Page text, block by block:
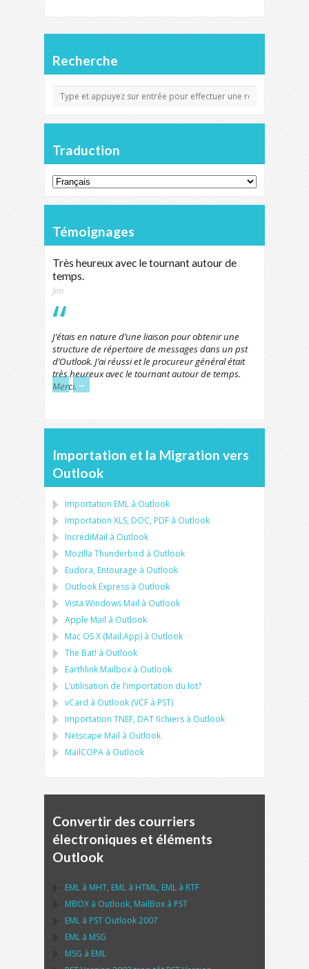
Recherche
Traduction
Témoignages
Très heureux avec le tournant autour de
temps.
Jim
J’étais en nature d’une liaison pour obtenir une
structure de répertoire de messages dans un pst
d’Outlook. J’ai réussi et le procureur général était
très heureux avec le tournant autour de temps.
Merci.
← →
Importation et la Migration vers
Outlook
Importation EML à Outlook
Importation XLS, DOC, PDF à Outlook
IncrediMail à Outlook
Mozilla Thunderbird à Outlook
Eudora, Entourage à Outlook
Outlook Express à Outlook
Vista Windows Mail à Outlook
Apple Mail à Outlook
Mac OS X (Mail.App) à Outlook
The Bat! à Outlook
Earthlink Mailbox à Outlook
L’utilisation de l’importation du lot?
vCard à Outlook (VCF à PST)
Importation TNEF, DATfichiers à Outlook
Netscape Mail à Outlook
MailCOPA à Outlook
Convertir des courriers
électroniques et éléments
Outlook
EML à MHT, EML à HTML, EML à RTF
MBOX à Outlook, MailBox à PST
EML à PST Outlook2007
EML à MSG
MSG à EML